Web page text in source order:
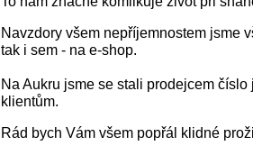
Navzdory všem nepříjemnostem jsme
tak i sem - na e-shop.
Na Aukru jsme se stali prodejcem
klientům.
Rád bych Vám všem popřál klidné